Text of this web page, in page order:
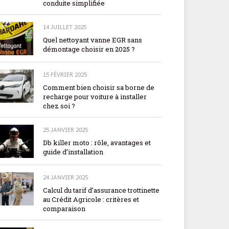
conduite simplifiée
14 JUILLET 2025
Quel nettoyant vanne EGR sans
démontage choisir en 2025 ?
15 FÉVRIER 2025
Comment bien choisir sa borne de
recharge pour voiture à installer
chez soi ?
25 JANVIER 2025
Db killer moto : rôle, avantages et
guide d’installation
24 JANVIER 2025
Calcul du tarif d’assurance trottinette
au Crédit Agricole : critères et
comparaison